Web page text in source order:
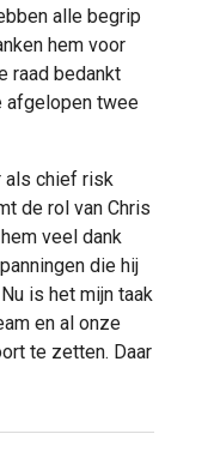
alle begrip
hem voor
raad bedankt
afgelopen twee
als chief risk
de rol van Chris
veel dank
die hij
is het mijn taak
en al onze
te zetten. Daar